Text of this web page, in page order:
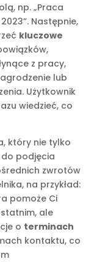
np. „Praca
Następnie,
kluczowe
z pracy,
lub
Użytkownik
wiedzieć, co
który nie tylko
do podjęcia
zwrotów
na przykład:
pomoże Ci
ale
o terminach
kontaktu, co